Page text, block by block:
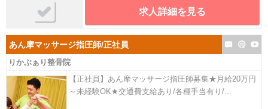
求人詳細を見る
あん摩マッサージ指圧師/正社員
りかぶぁり整骨院
【正社員】あん摩マッサージ指圧師募集★月給20万円
～未経験OK★交通費支給あり/各種手当有り/...